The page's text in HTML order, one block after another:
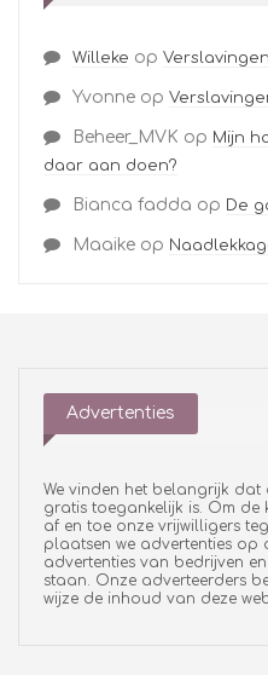
Willeke op Verslavingen
Yvonne op
Beheer_MVK op Mijn
daar aan doen?
Bianca fadda op De
Maaike op
Advertenties
We vinden het belangrijk
gratis toegankelijk is. Om de
af en toe onze vrijwilligers
plaatsen we advertenties op
advertenties van bedrijven
staan. Onze adverteerders
wijze de inhoud van deze